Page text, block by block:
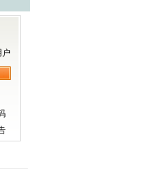
户